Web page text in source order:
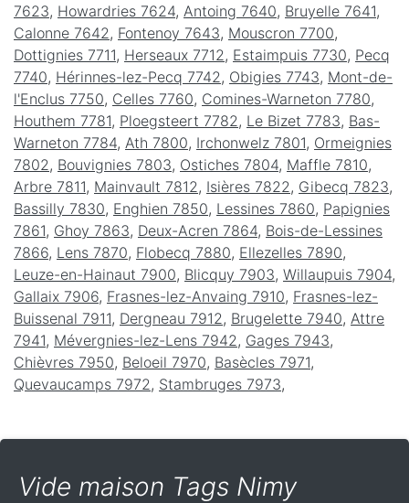
7623, Howardries 7624, Antoing 7640, Bruyelle 7641,
Calonne 7642 , Fontenoy 7643, Mouscron 7700,
Dottignies 7711, Herseaux 7712 , Estaimpuis 7730, Pecq
7740, Hérinnes-lez-Pecq 7742 , Obigies 7743, Mont-de-
l'Enclus 7750, Celles 7760, Comines-Warneton 7780,
Houthem 7781, Ploegsteert 7782 , Le Bizet 7783, Bas-
Warneton 7784, Ath 7800, Irchonwelz 7801, Ormeignies
7802 , Bouvignies 7803, Ostiches 7804, Maffle 7810,
Arbre 7811, Mainvault 7812 , Isières 7822 , Gibecq 7823,
Bassilly 7830, Enghien 7850, Lessines 7860, Papignies
7861, Ghoy 7863, Deux-Acren 7864, Bois-de-Lessines
7866, Lens 7870, Flobecq 7880, Ellezelles 7890,
Leuze-en-Hainaut 7900, Blicquy 7903, Willaupuis 7904,
Gallaix 7906, Frasnes-lez-Anvaing 7910, Frasnes-lez-
Buissenal 7911, Dergneau 7912 , Brugelette 7940, Attre
7941, Mévergnies-lez-Lens 7942 , Gages 7943,
Chièvres 7950, Beloeil 7970, Basècles 7971,
Quevaucamps 7972 , Stambruges 7973,
Vide maison Tags Nimy